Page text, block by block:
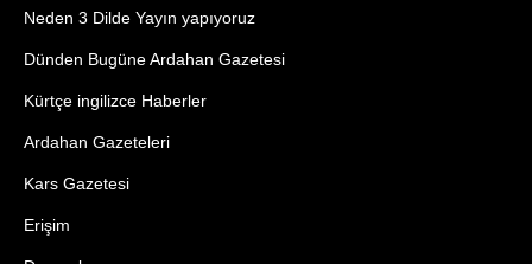
Neden 3 Dilde Yayın yapıyoruz
Dünden Bugüne Ardahan Gazetesi
Kürtçe ingilizce Haberler
Ardahan Gazeteleri
Kars Gazetesi
Erişim